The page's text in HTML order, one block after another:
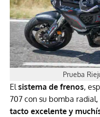
Prueba
Elsistema de frenos,
707 con su bomba
tacto excelente y